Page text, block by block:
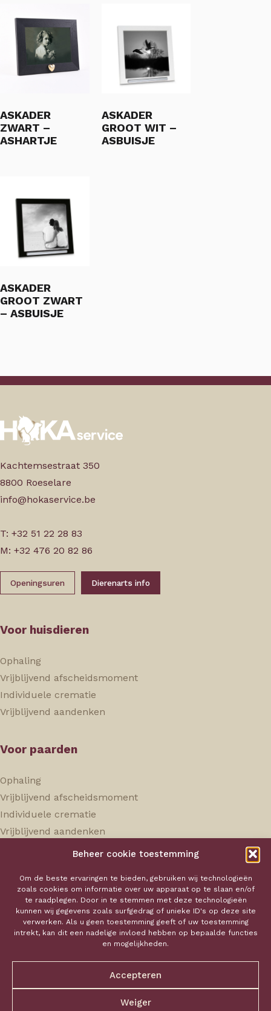
Beheer cookie toestemming
Om de beste ervaringen te bieden, gebruiken wij technologieën
zoals cookies om informatie over uw apparaat op te slaan en/of
te raadplegen. Door in te stemmen met deze technologieën
kunnen wij gegevens zoals surfgedrag of unieke ID's op deze site
verwerken. Als u geen toestemming geeft of uw toestemming
intrekt, kan dit een nadelige invloed hebben op bepaalde functies
en mogelijkheden.
Accepteren
Weiger
Mail ons
ASKADER
ZWART –
ASHARTJE
ASKADER
GROOT WIT –
ASBUISJE
ASKADER
GROOT ZWART
– ASBUISJE
Kachtemsestraat 350
8800 Roeselare
info@hokaservice.be
T: +32 51 22 28 83
M: +32 476 20 82 86
Openingsuren Dierenarts info
Voor huisdieren
Ophaling
Vrijblijvend afscheidsmoment
Individuele crematie
Vrijblijvend aandenken
Voor paarden
Ophaling
Vrijblijvend afscheidsmoment
Individuele crematie
Vrijblijvend aandenken
Over ons
Onze tarieven
Aandenken